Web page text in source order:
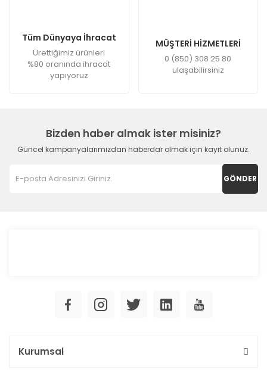
Tüm Dünyaya İhracat
Ürettiğimiz ürünleri
%80 oranında ihracat
yapıyoruz
MÜŞTERİ HİZMETLERİ
0 (850) 308 25 80
ulaşabilirsiniz
Bizden haber almak ister misiniz?
Güncel kampanyalarımızdan haberdar olmak için kayıt olunuz.
GÖNDER
Kurumsal